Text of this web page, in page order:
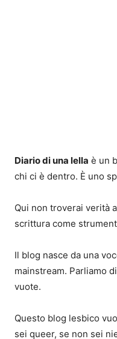
Diario di una lella è un
chi ci è dentro. È uno
Qui non troverai verità
scrittura come
Il blog nasce da una
mainstream. Parliamo
vuote.
Questo blog lesbico
sei queer, se non sei